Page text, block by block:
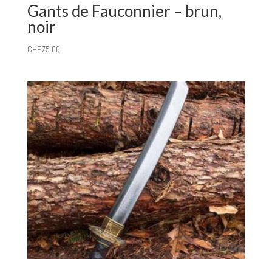
Gants de Fauconnier – brun,
noir
CHF75.00